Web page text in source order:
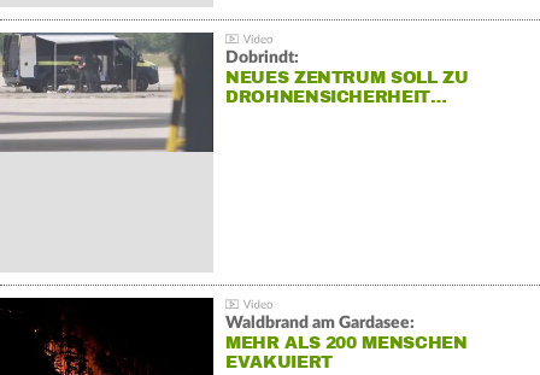
Dobrindt:
NEUES ZENTRUM SOLL ZU
DROHNENSICHERHEIT…
Waldbrand am Gardasee:
MEHR ALS 200 MENSCHEN
EVAKUIERT